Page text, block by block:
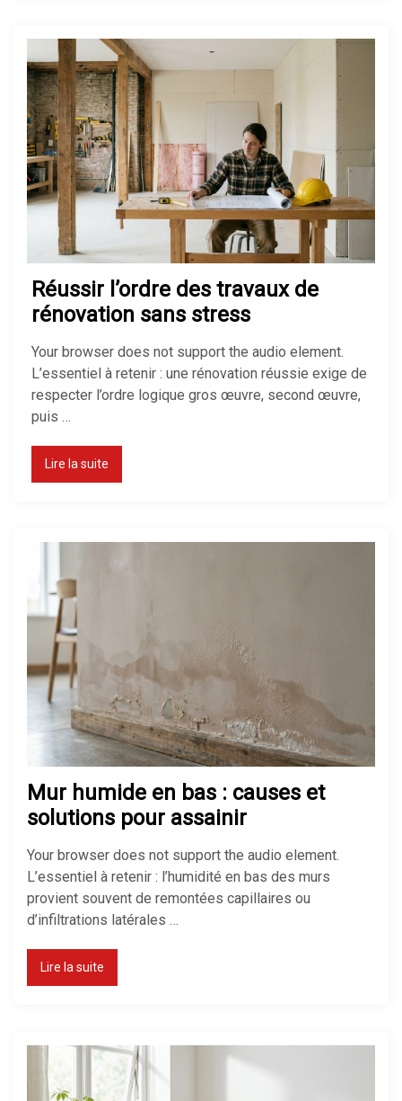
Réussir l’ordre des travaux de
rénovation sans stress
Your browser does not support the audio element.
L’essentiel à retenir : une rénovation réussie exige de
respecter l’ordre logique gros œuvre, second œuvre,
puis …
Lire la suite
Mur humide en bas : causes et
solutions pour assainir
Your browser does not support the audio element.
L’essentiel à retenir : l’humidité en bas des murs
provient souvent de remontées capillaires ou
d’infiltrations latérales …
Lire la suite